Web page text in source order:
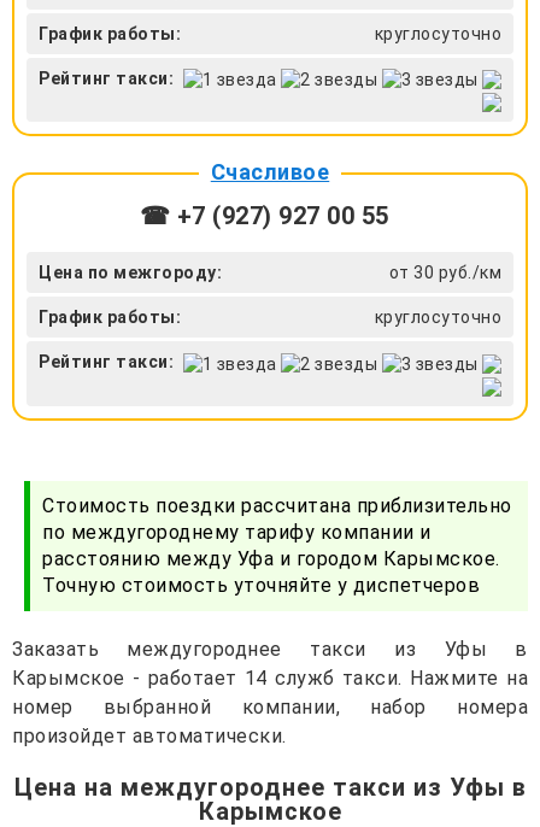
График работы: круглосуточно
Рейтинг такси:
Счасливое
☎ +7 (927) 927 00 55
Цена по межгороду: от 30 руб./км
График работы: круглосуточно
Рейтинг такси:
Стоимость поездки рассчитана приблизительно
по междугороднему тарифу компании и
расстоянию между Уфа и городом Карымское.
Точную стоимость уточняйте у диспетчеров
Заказать междугороднее такси из Уфы в
Карымское - работает 14 служб такси. Нажмите на
номер выбранной компании, набор номера
произойдет автоматически.
Цена на междугороднее такси из Уфы в
Карымское